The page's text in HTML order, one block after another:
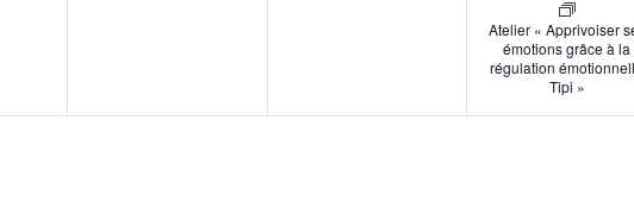
Atelier « Apprivoiser
émotions grâce à la
régulation
Tipi »